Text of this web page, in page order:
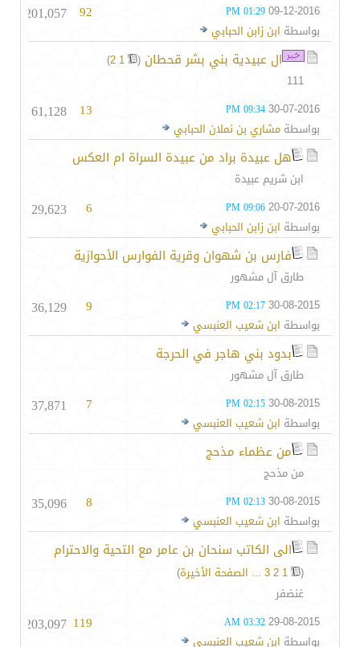
09-12-2016
01:29 PM
بواسطة ابن زابن الحبابي
92
201,057
ال عبيدية بني بشر قحطان (
1
2
)
111
30-07-2016
09:34 PM
بواسطة مشاري بن نملان الحبابي
13
61,128
هل عبيدة براد من عبيدة السراة ام العكس
ابن شريم عبيدة
20-07-2016
09:06 PM
بواسطة ابن زابن الحبابي
6
29,623
فارس بن شهوان وقرية الفوارس الأحوازية
طارق آل مشهور
30-08-2015
02:17 PM
بواسطة ابن شعيب العنبسي
9
36,129
بدود بني هاجر في الحرجة
طارق آل مشهور
30-08-2015
02:15 PM
بواسطة ابن شعيب العنبسي
7
37,871
من عظماء مذحج
من مذحج
30-08-2015
02:13 PM
بواسطة ابن شعيب العنبسي
8
35,096
الى الكاتب سنحان بن عامر مع التحية والاحترام
(
1
2
3
... الصفحة الأخيرة)
غنضفر
29-08-2015
03:32 AM
بواسطة ابن شعيب العنبسي
119
203,097